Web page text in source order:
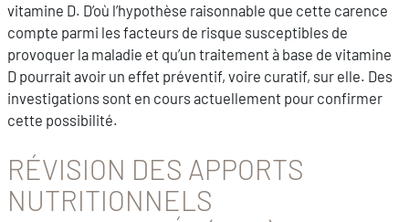
vitamine D. D’où l’hypothèse raisonnable que cette carence
compte parmi les facteurs de risque susceptibles de
provoquer la maladie et qu’un traitement à base de vitamine
D pourrait avoir un effet préventif, voire curatif, sur elle. Des
investigations sont en cours actuellement pour confirmer
cette possibilité.
RÉVISION DES APPORTS
NUTRITIONNELS